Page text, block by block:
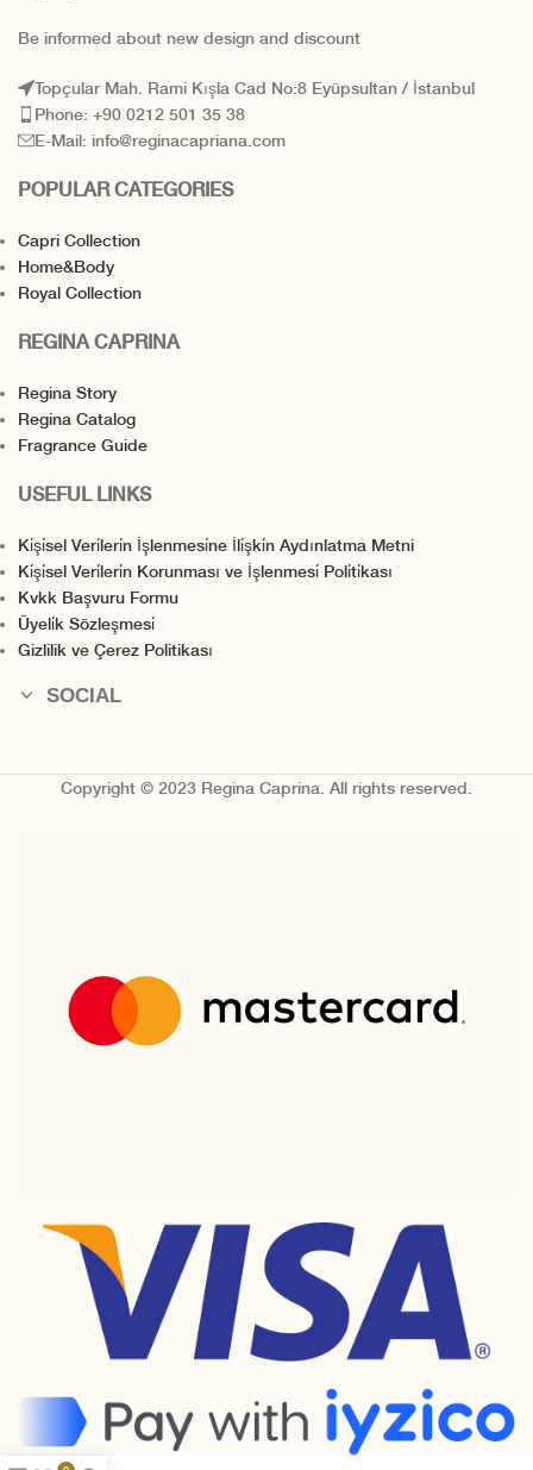
Be informed about new design and discount
Topçular Mah. Rami Kışla Cad No:8 Eyüpsultan / İstanbul
Phone: +90 0212 501 35 38
E-Mail: info@reginacapriana.com
POPULAR CATEGORIES
Capri Collection
Home&Body
Royal Collection
REGINA CAPRINA
Regina Story
Regina Catalog
Fragrance Guide
USEFUL LINKS
Ki̇şi̇sel Veri̇leri̇n İşlenmesi̇ne İli̇şki̇n Aydınlatma Metni
Ki̇şi̇sel Veri̇leri̇n Korunması ve İşlenmesi̇ Poli̇ti̇kası
Kvkk Başvuru Formu
Üyeli̇k Sözleşmesi̇
Gizlilik ve Çerez Politikası
SOCIAL
Copyright © 2023 Regina Caprina. All rights reserved.